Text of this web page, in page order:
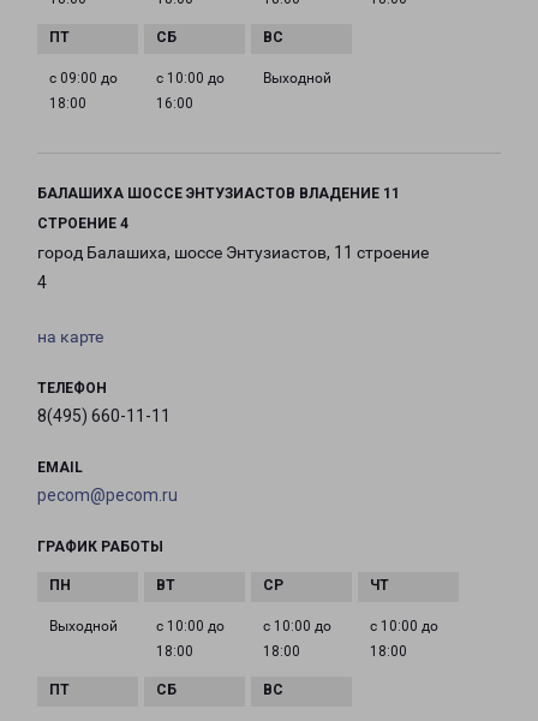
с 09:00 до
18:00
с 10:00 до
16:00
Выходной
БАЛАШИХА ШОССЕ ЭНТУЗИАСТОВ ВЛАДЕНИЕ 11
СТРОЕНИЕ 4
город Балашиха, шоссе Энтузиастов, 11 строение
4
на карте
ТЕЛЕФОН
8(495) 660-11-11
EMAIL
pecom@pecom.ru
ГРАФИК РАБОТЫ
Выходной
с 10:00 до
18:00
с 10:00 до
18:00
с 10:00 до
18:00